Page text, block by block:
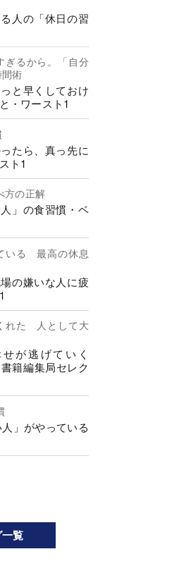
人の「休日の習
ぎるから。「自分
術
と早くしておけ
・ワースト1
たら、真っ先に
ト1
方の正解
」の食習慣・ベ
いる 最高の休息
の嫌いな人に疲
れた 人として大
が逃げていく
籍編集局セレク
人」がやっている
覧